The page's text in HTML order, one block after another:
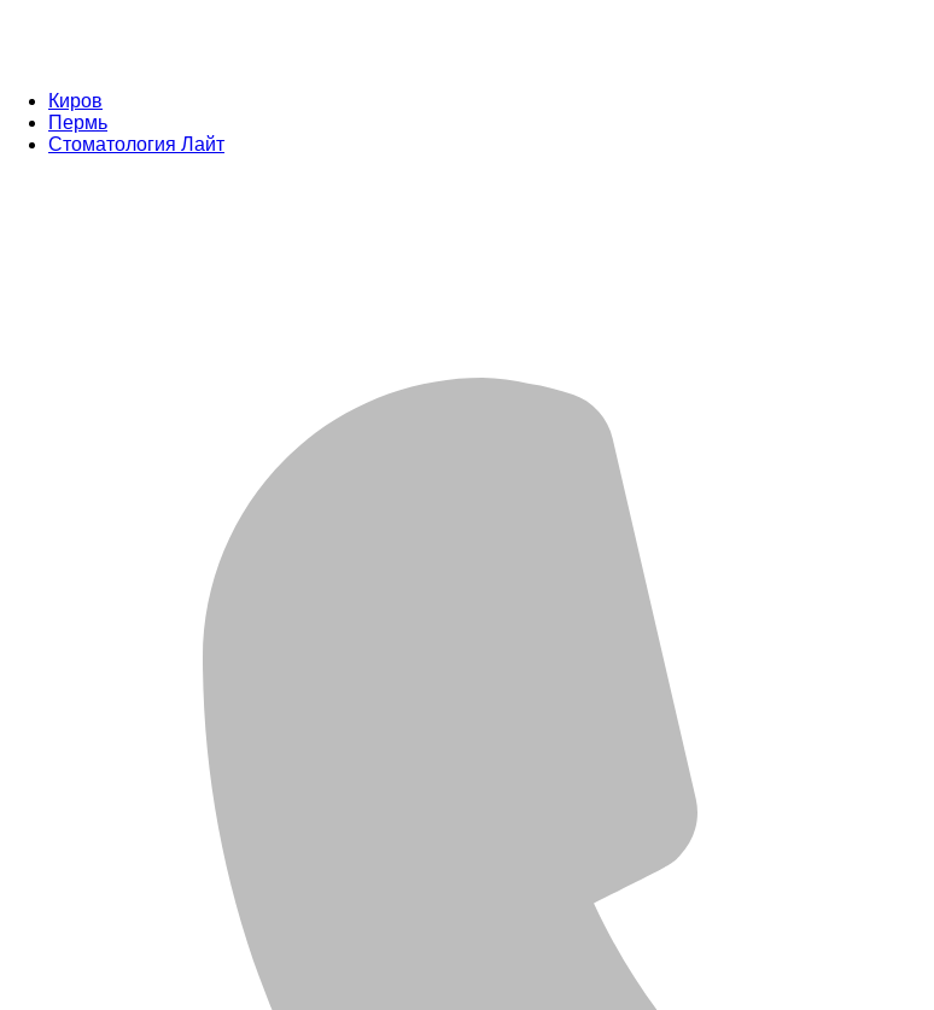
Киров
Пермь
Стоматология Лайт